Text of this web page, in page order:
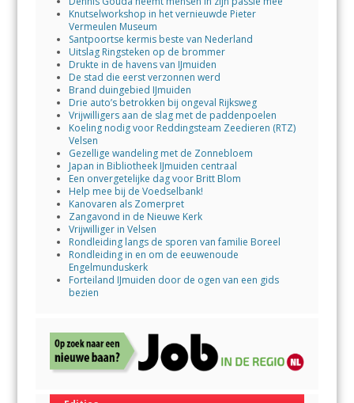
Knutselworkshop in het vernieuwde Pieter
Vermeulen Museum
Santpoortse kermis beste van Nederland
Uitslag Ringsteken op de brommer
Drukte in de havens van IJmuiden
De stad die eerst verzonnen werd
Brand duingebied IJmuiden
Drie auto’s betrokken bij ongeval Rijksweg
Vrijwilligers aan de slag met de paddenpoelen
Koeling nodig voor Reddingsteam Zeedieren (RTZ)
Velsen
Gezellige wandeling met de Zonnebloem
Japan in Bibliotheek IJmuiden centraal
Een onvergetelijke dag voor Britt Blom
Help mee bij de Voedselbank!
Kanovaren als Zomerpret
Zangavond in de Nieuwe Kerk
Vrijwilliger in Velsen
Rondleiding langs de sporen van familie Boreel
Rondleiding in en om de eeuwenoude
Engelmunduskerk
Forteiland IJmuiden door de ogen van een gids
bezien